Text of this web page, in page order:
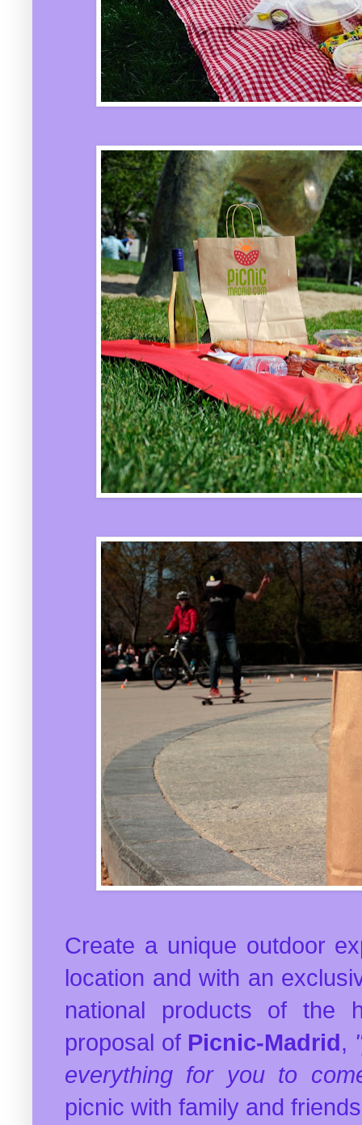
Create a unique outdoor
location and with an
national products of the
proposal of Picnic-Madrid,
everything for you to
picnic with family and